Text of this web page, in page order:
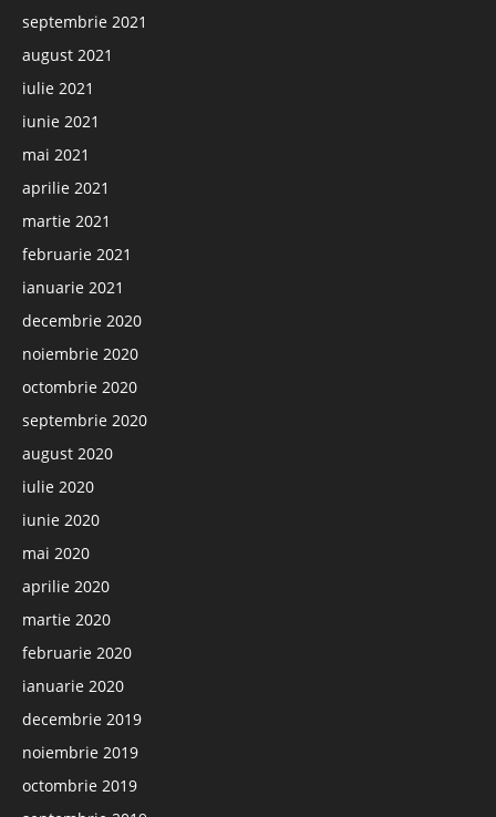
septembrie 2021
august 2021
iulie 2021
iunie 2021
mai 2021
aprilie 2021
martie 2021
februarie 2021
ianuarie 2021
decembrie 2020
noiembrie 2020
octombrie 2020
septembrie 2020
august 2020
iulie 2020
iunie 2020
mai 2020
aprilie 2020
martie 2020
februarie 2020
ianuarie 2020
decembrie 2019
noiembrie 2019
octombrie 2019